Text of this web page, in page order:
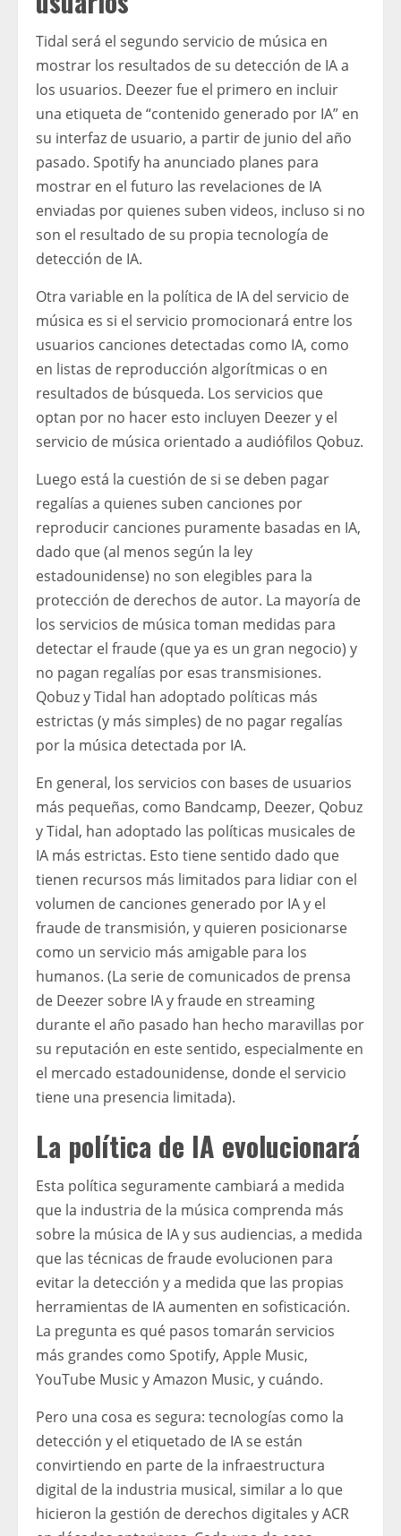
Tidal será el segundo servicio de música en
mostrar los resultados de su detección de IA a
los usuarios. Deezer fue el primero en incluir
una etiqueta de “contenido generado por IA” en
su interfaz de usuario, a partir de junio del año
pasado. Spotify ha anunciado planes para
mostrar en el futuro las revelaciones de IA
enviadas por quienes suben videos, incluso si no
son el resultado de su propia tecnología de
detección de IA.
Otra variable en la política de IA del servicio de
música es si el servicio promocionará entre los
usuarios canciones detectadas como IA, como
en listas de reproducción algorítmicas o en
resultados de búsqueda. Los servicios que
optan por no hacer esto incluyen Deezer y el
servicio de música orientado a audiófilos Qobuz.
Luego está la cuestión de si se deben pagar
regalías a quienes suben canciones por
reproducir canciones puramente basadas en IA,
dado que (al menos según la ley
estadounidense) no son elegibles para la
protección de derechos de autor. La mayoría de
los servicios de música toman medidas para
detectar el fraude (que ya es un gran negocio) y
no pagan regalías por esas transmisiones.
Qobuz y Tidal han adoptado políticas más
estrictas (y más simples) de no pagar regalías
por la música detectada por IA.
En general, los servicios con bases de usuarios
más pequeñas, como Bandcamp, Deezer, Qobuz
y Tidal, han adoptado las políticas musicales de
IA más estrictas. Esto tiene sentido dado que
tienen recursos más limitados para lidiar con el
volumen de canciones generado por IA y el
fraude de transmisión, y quieren posicionarse
como un servicio más amigable para los
humanos. (La serie de comunicados de prensa
de Deezer sobre IA y fraude en streaming
durante el año pasado han hecho maravillas por
su reputación en este sentido, especialmente en
el mercado estadounidense, donde el servicio
tiene una presencia limitada).
La política de IA evolucionará
Esta política seguramente cambiará a medida
que la industria de la música comprenda más
sobre la música de IA y sus audiencias, a medida
que las técnicas de fraude evolucionen para
evitar la detección y a medida que las propias
herramientas de IA aumenten en sofisticación.
La pregunta es qué pasos tomarán servicios
más grandes como Spotify, Apple Music,
YouTube Music y Amazon Music, y cuándo.
Pero una cosa es segura: tecnologías como la
detección y el etiquetado de IA se están
convirtiendo en parte de la infraestructura
digital de la industria musical, similar a lo que
hicieron la gestión de derechos digitales y ACR